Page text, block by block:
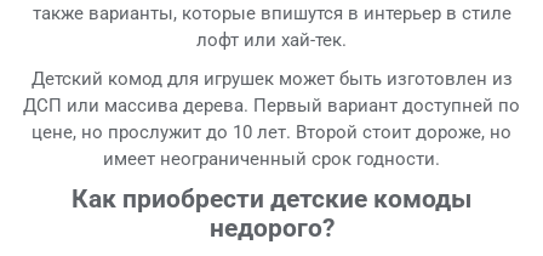
также варианты, которые впишутся в интерьер в стиле
лофт или хай-тек.
Детский комод для игрушек может быть изготовлен из
ДСП или массива дерева. Первый вариант доступней по
цене, но прослужит до 10 лет. Второй стоит дороже, но
имеет неограниченный срок годности.
Как приобрести детские комоды
недорого?